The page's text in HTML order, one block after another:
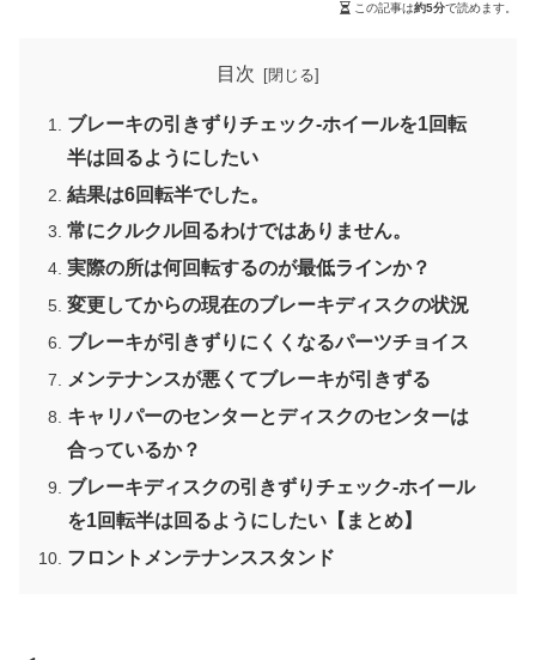
この記事は約5分で読めます。
目次
ブレーキの引きずりチェック-ホイールを1回転
半は回るようにしたい
結果は6回転半でした。
常にクルクル回るわけではありません。
実際の所は何回転するのが最低ラインか？
変更してからの現在のブレーキディスクの状況
ブレーキが引きずりにくくなるパーツチョイス
メンテナンスが悪くてブレーキが引きずる
キャリパーのセンターとディスクのセンターは
合っているか？
ブレーキディスクの引きずりチェック-ホイール
を1回転半は回るようにしたい【まとめ】
フロントメンテナンススタンド